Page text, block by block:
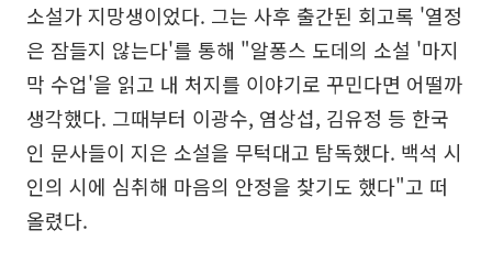
소설가 지망생이었다. 그는 사후 출간된 회고록 '열정
은 잠들지 않는다'를 통해 "알퐁스 도데의 소설 '마지
막 수업'을 읽고 내 처지를 이야기로 꾸민다면 어떨까
생각했다. 그때부터 이광수, 염상섭, 김유정 등 한국
인 문사들이 지은 소설을 무턱대고 탐독했다. 백석 시
인의 시에 심취해 마음의 안정을 찾기도 했다"고 떠
올렸다.